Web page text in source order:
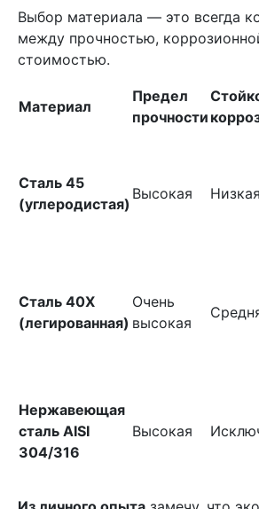
Выбор материала — это всегда
между прочностью,
стоимостью.
Материал
Предел
прочности
Сталь 45
(углеродистая)
Высокая Низкая
Сталь 40Х
(легированная)
Очень
высокая
Нержавеющая
сталь AISI
304/316
Высокая